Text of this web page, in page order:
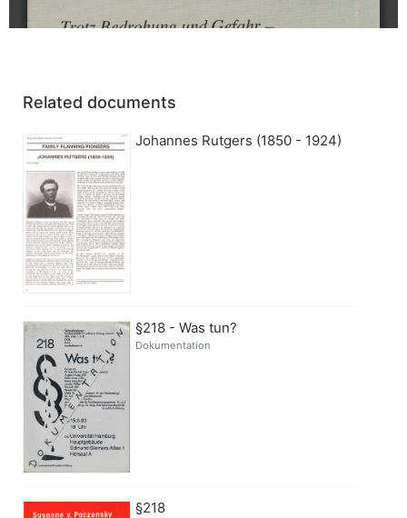
Related documents
Johannes Rutgers (1850 - 1924)
§218 - Was tun?
Dokumentation
§218